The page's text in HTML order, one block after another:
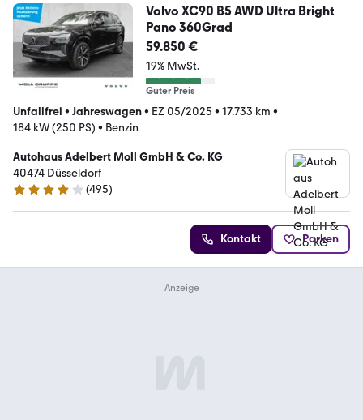
Volvo XC90 B5 AWD Ultra Bright
Pano 360Grad
59.850 €
19% MwSt.
Guter Preis
Unfallfrei • Jahreswagen• EZ 05/2025 • 17.733 km •
184 kW (250 PS) • Benzin
Autohaus Adelbert Moll GmbH & Co. KG
40474 Düsseldorf
4.1 Sterne
(495)
Kontakt Parken